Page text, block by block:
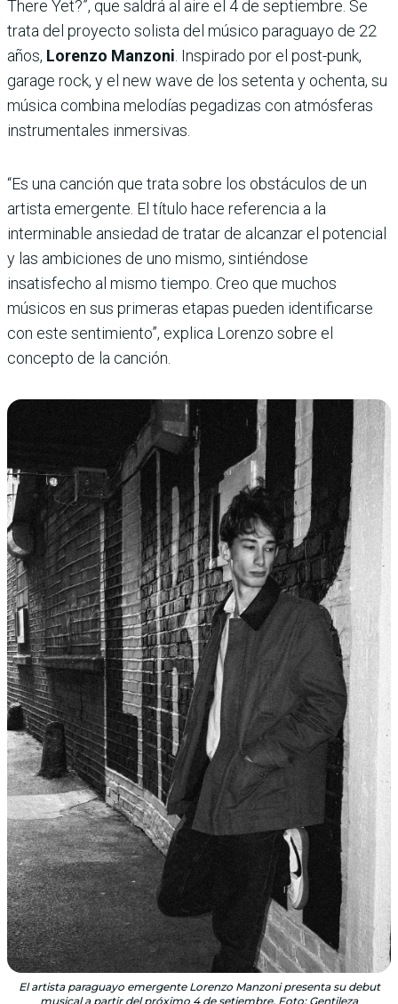
There Yet?”, que saldrá al aire el 4 de septiembre. Se
trata del proyecto solista del músico paraguayo de 22
años, Lorenzo Manzoni . Inspirado por el post-punk,
garage rock, y el new wave de los setenta y ochenta, su
música combina melodías pegadizas con atmósferas
instrumentales inmersivas.
“Es una canción que trata sobre los obstáculos de un
artista emergente. El título hace referencia a la
interminable ansiedad de tratar de alcanzar el potencial
y las ambiciones de uno mismo, sintiéndose
insatisfecho al mismo tiempo. Creo que muchos
músicos en sus primeras etapas pueden identificarse
con este sentimiento”, explica Lorenzo sobre el
concepto de la canción.
El artista paraguayo emergente Lorenzo Manzoni presenta su debut
musical a partir del próximo 4 de setiembre. Foto: Gentileza